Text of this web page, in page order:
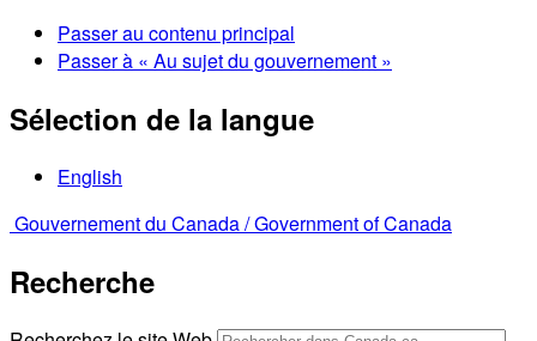
Passer au contenu principal
Passer à « Au sujet du gouvernement »
Sélection de la langue
English
Gouvernement du Canada /Government of Canada
Recherche